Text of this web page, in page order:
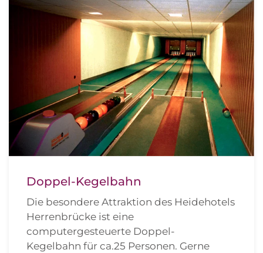
Doppel-Kegelbahn
Die besondere Attraktion des Heidehotels
Herrenbrücke ist eine
computergesteuerte Doppel-
Kegelbahn für ca.25 Personen. Gerne